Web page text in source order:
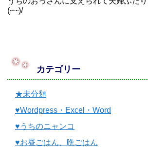
(~~)/
カテゴリー
★未分類
♥Wordpress・Excel・Word
♥うちのニャンコ
♥お昼ごはん、晩ごはん